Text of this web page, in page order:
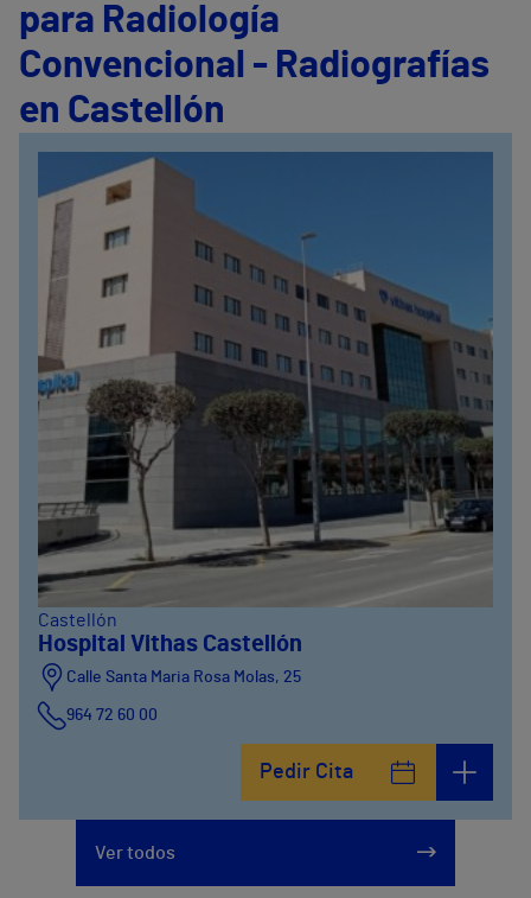
para Radiología
Convencional - Radiografías
en Castellón
Castellón
Hospital Vithas Castellón
Calle Santa Maria Rosa Molas, 25
964 72 60 00
Pedir Cita
Ver todos